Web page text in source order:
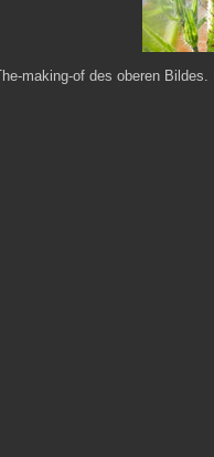
making-of des oberen